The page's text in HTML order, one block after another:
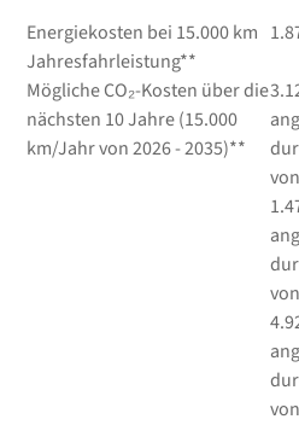
Energiekosten bei 15.000 km
Jahresfahrleistung**
Mögliche CO₂-Kosten über die
nächsten 10 Jahre (15.000
km/Jahr von 2026 - 2035)**